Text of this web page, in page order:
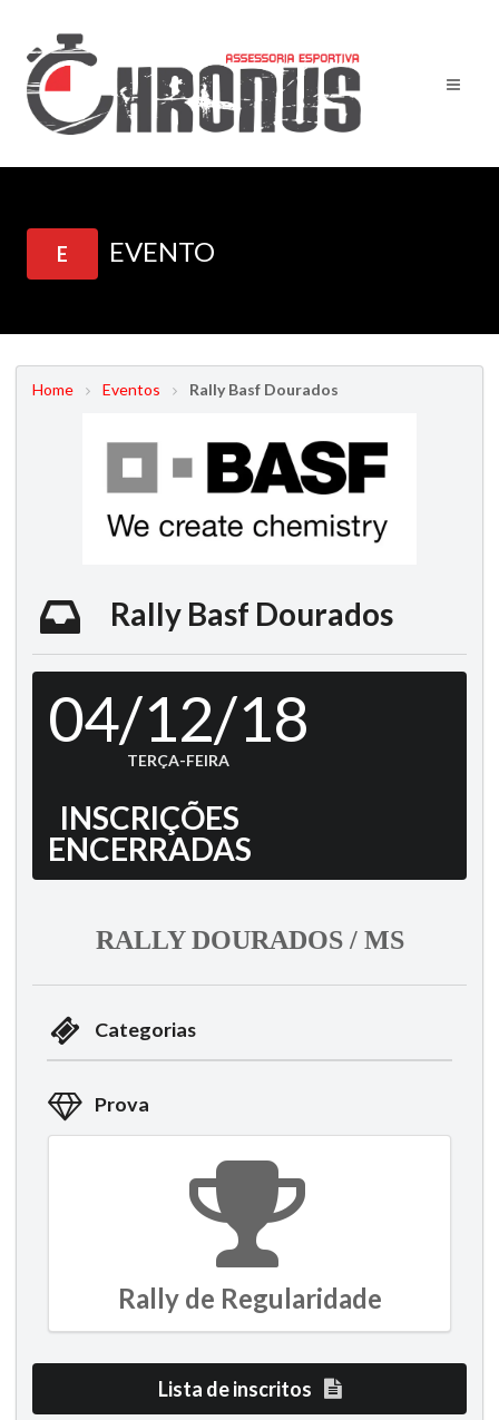
E EVENTO
Home Eventos Rally Basf Dourados
Rally Basf Dourados
04/12/18
TERÇA-FEIRA
INSCRIÇÕES
ENCERRADAS
RALLY DOURADOS / MS
Categorias
Prova
Rally de Regularidade
Lista de inscritos